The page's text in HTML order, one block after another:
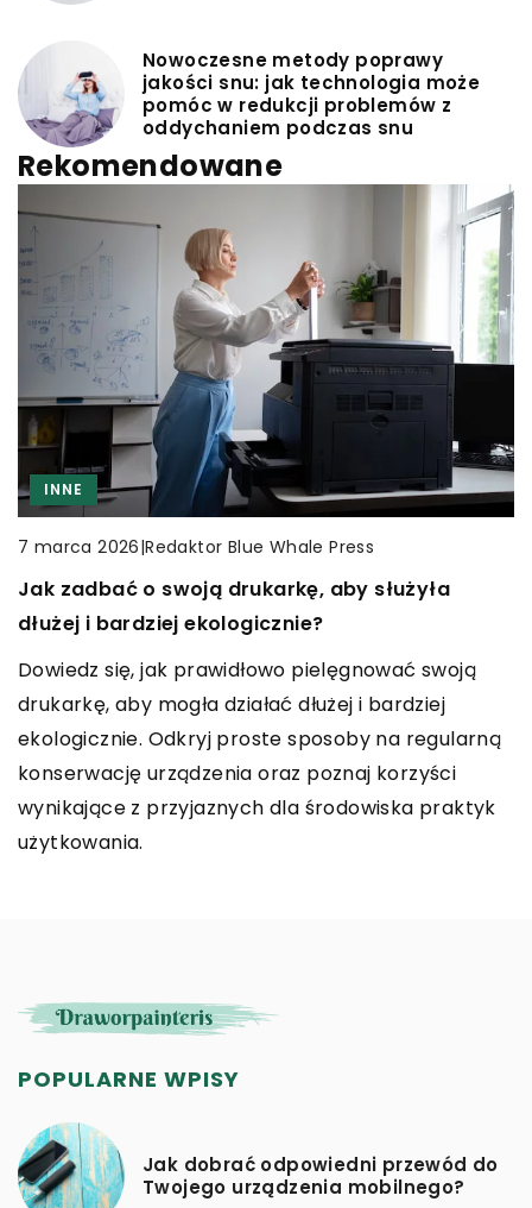
Nowoczesne metody poprawy
jakości snu: jak technologia może
pomóc w redukcji problemów z
oddychaniem podczas snu
Rekomendowane
CZAS WOLNY RĘKODZIEŁO
14 listopada 2023|Redaktor Blue Whale Press
Jak wybrać bransoletki adekwatne do swoich
upodobań?
Odkryj unikalny przewodnik pomocny w wyborze
idealnej bransoletki. Poznaj, jak dopasować ją do
swojego stylu, osobowości i okazji.
INNE
7 marca 2026|Redaktor Blue Whale Press
Jak zadbać o swoją drukarkę, aby służyła
dłużej i bardziej ekologicznie?
Dowiedz się, jak prawidłowo pielęgnować swoją
drukarkę, aby mogła działać dłużej i bardziej
ekologicznie. Odkryj proste sposoby na regularną
konserwację urządzenia oraz poznaj korzyści
wynikające z przyjaznych dla środowiska praktyk
użytkowania.
INNE
11 lutego 2025|Redaktor Blue Whale Press
Dlaczego audyt bezpieczeństwa jest kluczowy
dla ochrony danych w firmie?
Dowiedz się, dlaczego regularny audyt
bezpieczeństwa jest niezbędny dla zapewnienia
ochrony danych w firmie oraz jakie korzyści
przynosi jego przeprowadzenie.
POPULARNE WPISY
Jak dobrać odpowiedni przewód do
Twojego urządzenia mobilnego?